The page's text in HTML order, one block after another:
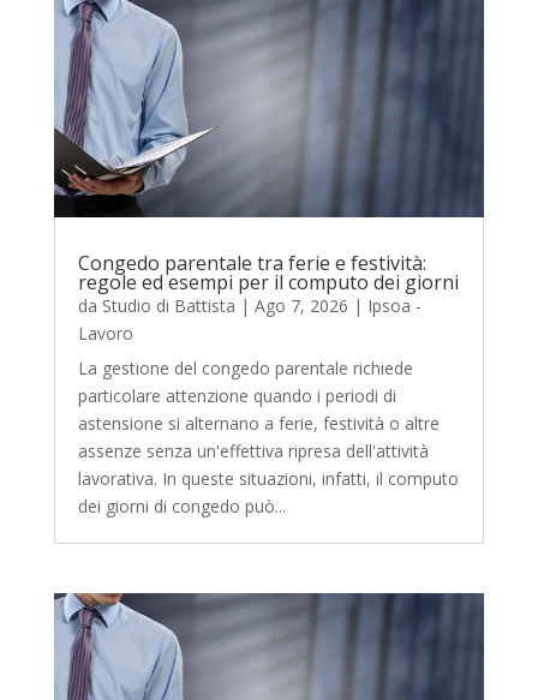
Congedo parentale tra ferie e festività:
regole ed esempi per il computo dei giorni
da Studio di Battista | Ago 7, 2026 | Ipsoa -
Lavoro
La gestione del congedo parentale richiede
particolare attenzione quando i periodi di
astensione si alternano a ferie, festività o altre
assenze senza un'effettiva ripresa dell'attività
lavorativa. In queste situazioni, infatti, il computo
dei giorni di congedo può...